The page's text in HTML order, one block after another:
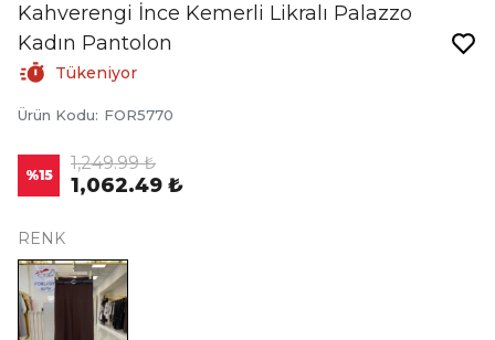
Kahverengi İnce Kemerli Likralı Palazzo
Kadın Pantolon
Tükeniyor
Ürün Kodu: FOR5770
%15
1,249.99 ₺
1,062.49 ₺
RENK